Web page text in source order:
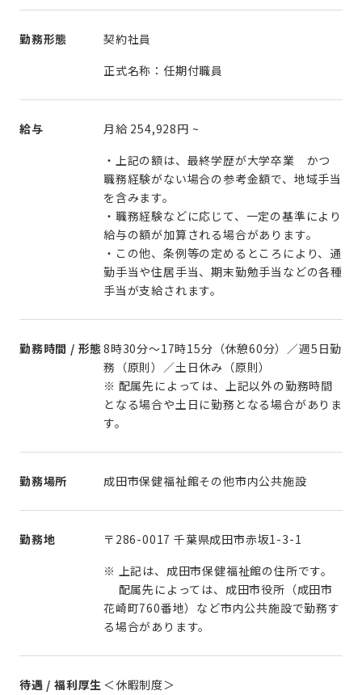
勤務形態
契約社員
正式名称：任期付職員
給与 月給 254,928円 ~
・上記の額は、最終学歴が大学卒業 かつ
職務経験がない場合の参考金額で、地域手当
を含みます。
・職務経験などに応じて、一定の基準により
給与の額が加算される場合があります。
・この他、条例等の定めるところにより、通
勤手当や住居手当、期末勤勉手当などの各種
手当が支給されます。
勤務時間 / 形態8時30分～17時15分（休憩60分）／週5日勤
務（原則）／土日休み（原則）
※ 配属先によっては、上記以外の勤務時間
となる場合や土日に勤務となる場合がありま
す。
勤務場所 成田市保健福祉館その他市内公共施設
勤務地
〒286-0017 千葉県成田市赤坂1-3-1
※ 上記は、成田市保健福祉館の住所です。
配属先によっては、成田市役所（成田市
花崎町760番地）など市内公共施設で勤務す
る場合があります。
待遇 / 福利厚生 ＜休暇制度＞